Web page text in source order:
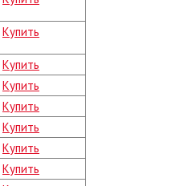
Купить
Купить
Купить
Купить
Купить
Купить
Купить